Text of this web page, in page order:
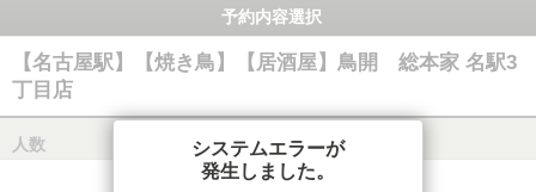
予約内容選択
【名古屋駅】【焼き鳥】【居酒屋】鳥開 総本家 名駅3
丁目店
人数
システムエラーが
発生しました。